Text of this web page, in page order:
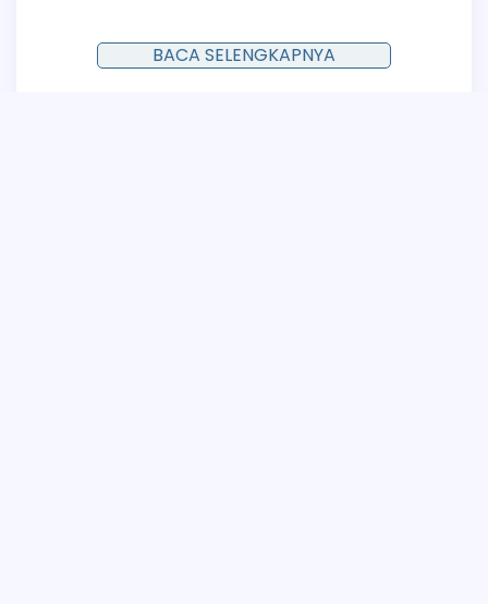
kulit berjerawat yang direkomendasikan oleh
dermatolog.BACA SELENGKAPNYA